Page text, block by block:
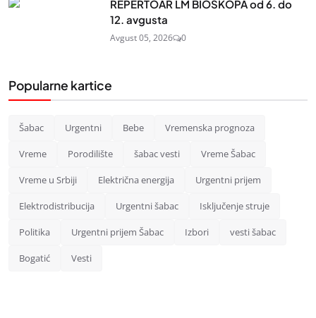
REPERTOAR LM BIOSKOPA od 6. do
12. avgusta
Avgust 05, 2026 0
Popularne kartice
Šabac Urgentni Bebe Vremenska prognoza
Vreme Porodilište šabac vesti Vreme Šabac
Vreme u Srbiji Električna energija Urgentni prijem
Elektrodistribucija Urgentni šabac Isključenje struje
Politika Urgentni prijem Šabac Izbori vesti šabac
Bogatić Vesti